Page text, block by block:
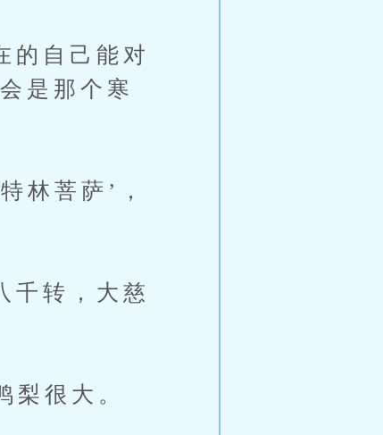
自己能对
是那个寒
林菩萨’，
转，大慈
很大。